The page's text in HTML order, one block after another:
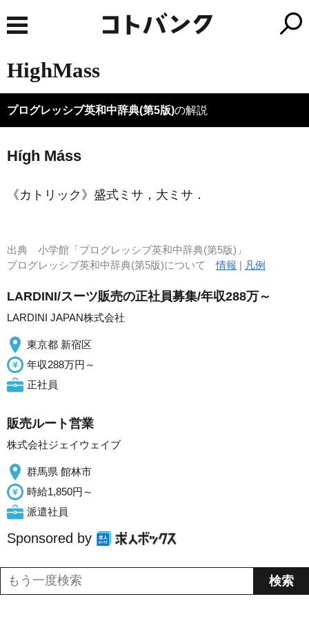
HighMass
プログレッシブ英和中辞典(第5版)の解説
Hígh Máss
《カトリック》 盛式ミサ，大ミサ ．
出典 小学館「プログレッシブ英和中辞典(第5版)」
プログレッシブ英和中辞典(第5版)について情報 | 凡例
LARDINI/スーツ販売の正社員募集/年収288万～
LARDINI JAPAN株式会社
東京都 新宿区
年収288万円～
正社員
販売ルート営業
株式会社ジェイウェイブ
群馬県 館林市
時給1,850円～
派遣社員
Sponsored by